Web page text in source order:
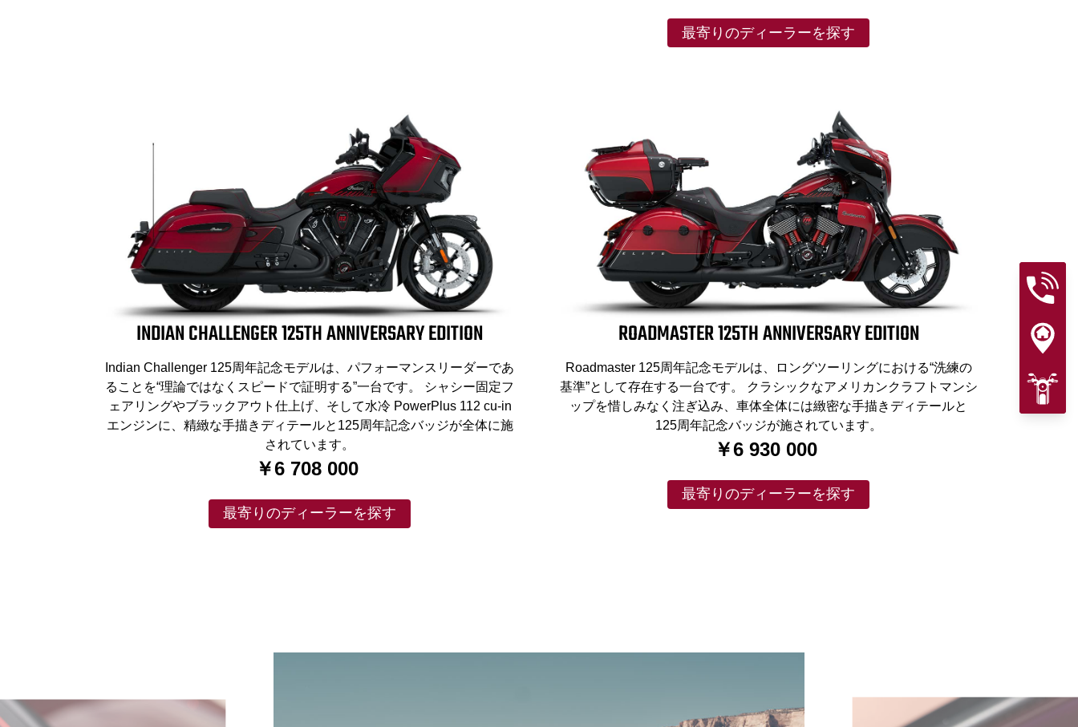
最寄りのディーラーを探す
INDIAN CHALLENGER 125TH ANNIVERSARY EDITION
Indian Challenger 125周年記念モデルは、パフォーマンスリーダーであ
ることを“理論ではなくスピードで証明する”一台です。 シャシー固定フ
ェアリングやブラックアウト仕上げ、そして水冷 PowerPlus 112 cu-in
エンジンに、精緻な手描きディテールと125周年記念バッジが全体に施
されています。
￥6 708 000
最寄りのディーラーを探す
ROADMASTER 125TH ANNIVERSARY EDITION
Roadmaster 125周年記念モデルは、ロングツーリングにおける“洗練の
基準”として存在する一台です。 クラシックなアメリカンクラフトマンシ
ップを惜しみなく注ぎ込み、車体全体には緻密な手描きディテールと
125周年記念バッジが施されています。
￥6 930 000
最寄りのディーラーを探す